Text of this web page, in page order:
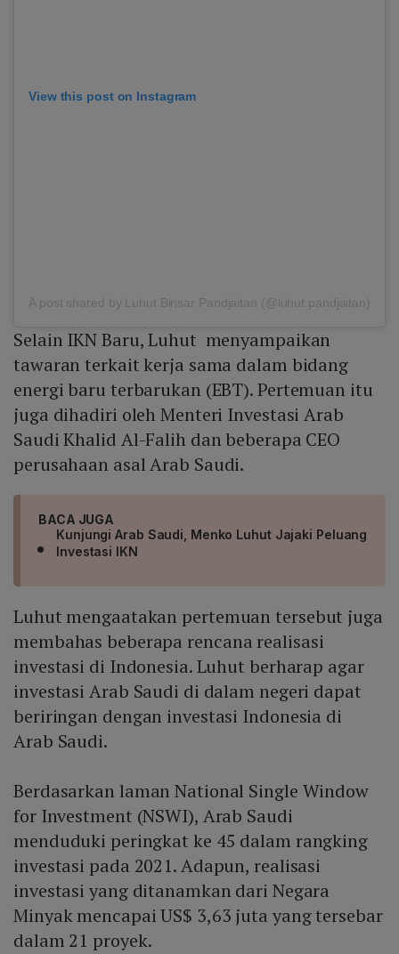
View this post on Instagram
A post shared by Luhut Binsar Pandjaitan (@luhut.pandjaitan)
Selain IKN Baru, Luhut menyampaikan
tawaran terkait kerja sama dalam bidang
energi baru terbarukan (EBT). Pertemuan itu
juga dihadiri oleh Menteri Investasi Arab
Saudi Khalid Al-Falih dan beberapa CEO
perusahaan asal Arab Saudi.
BACA JUGA
Kunjungi Arab Saudi, Menko Luhut Jajaki Peluang
Investasi IKN
Luhut mengaatakan pertemuan tersebut juga
membahas beberapa rencana realisasi
investasi di Indonesia. Luhut berharap agar
investasi Arab Saudi di dalam negeri dapat
beriringan dengan investasi Indonesia di
Arab Saudi.
Berdasarkan laman National Single Window
for Investment (NSWI), Arab Saudi
menduduki peringkat ke 45 dalam rangking
investasi pada 2021. Adapun, realisasi
investasi yang ditanamkan dari Negara
Minyak mencapai US$ 3,63 juta yang tersebar
dalam 21 proyek.